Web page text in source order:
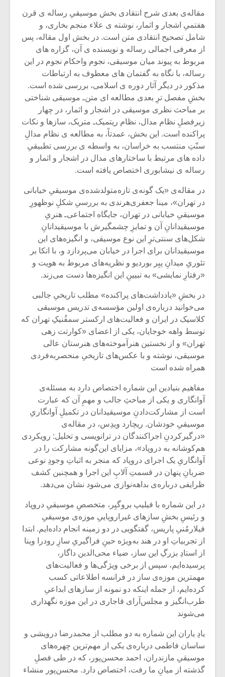
مقاله‌ی بعدی شرح انتقادی بخش موسیقیِ رساله ی قرن
هفتمیِ اشجار و اثمار، نوشته ی علاء منجم بخاری، و
شامل تصحیح انتقادی متن است. در بخش اول مقاله، پس
از معرفی اجمالی رساله و نویسنده ی آن، گزاره های
مربوط به پیوند میان موسیقی، نجوم واحکام نجوم در این
رساله، با نگاه به گفتمان های معطوف به ارتباطات
مذکور در دیگر آثار دوره ی اسلامی، بررسی شده است.
بخشِ مفصل ترِ بعدی مطالعه ای متن‌ـ موسیقی شناختی
بر مباحث نظری موسیقی در اشجار و اثمار، در چهار
زیرفصلِ نظام مدال، نظام ریتمیک‌ـ متریک، سازها و نکات
پراکنده است. این بخش، عمدتاً، به مطالعه ی نظام مدالِ
سنّتِ منتسب به خراسان، به واسطه ی بررسی تطبیقیِ
داده های مرتبط با ساختارهای مدال در اشجار و اثمار و
رساله ی نیشابوری اختصاص یافته است.
در مقاله‌ی «یک گونه‌ی تازه‌متولدشده‌ی موسیقیِ خیابانی
در تهران»، مینا جعفری‌هرندی به بررسیِ شکلِ نوظهورِ
موسیقیِ خیابانی در تهران، جایگاه اجتماعی‌ـ هنریِ
موسیقیدانانِ آن و تمایزِ چشمگیرش با موسیقیدانانِ
شکل‌های سنتی‌ترِ این نوع موسیقی، و انگیزه‌های این
موسیقیدانان برای اجرا در خیابان می‌پردازد و، با اتکا بر
تئوریِ میدانِ پیِر بوردیو و نظریه‌های مربوط به هویت و
«رفتارِ نمایشی» به تبیینِ این انگیزه‌ها دست می‌زند.
در بخشِ «یادداشت‌های پراکنده» مطلب تاریخیِ جالبی
می‌خوانید درباره‌ی اولین مؤسسه‌ی تدریس موسیقی
کلاسیک در ایران و فعالیت‌های ارکستر سمفُنیکِ تهران که
توسط واهه خوجایان، یکی از اعضای «کوارتت زهی
تهران» و از نخستین هنرآموخته‌های هنرستان عالی
موسیقی، نوشته و با عکس‌های تاریخیِ منحصربه‌فردی
همراه شده است
مفاهیم بنیادین این شماره اختصاص دارد به مسئله‌ی
آوانگاری و یکی از مباحثِ جالب و مهمِ آن که عبارت
است از مشارکت‌دادنِ موسیقیدانان در تکمیلِ آوانگاریِ
موسیقیِ خودشان. ریچارد ویدِس، در مقاله‌ی
«درگیرکردنِ اجراکنندگان در ترانویسی و تحلیل: رویکردی
هم‌کوشانه به دروپاد»، مزایای این‌گونه مشارکت را در
آوانگاریِ یک اجرای دروپاد که منجر به اثباتِ وجودِ نوعی
ضربانِ پنهان در قسمتِ آلاپِ این اجرا و همچنین کشف
ظرایفی درباره‌ی بداهه‌نوازی می‌شود نشان می‌دهد.
در این شماره با فیلیپ بروگیِر، متخصصِ موسیقیِ دروپاد
و رئیسِ بخشِ سازهای غیراروپاییِ موزه‌ی موسیقیِ
فیلارمُنیِ پاریس، گفتگویی در دو زمینه انجام داده‌ایم. ابتدا
از تجربیاتِ او در هند به‌ویژه حینِ فراگیریِ سازِ رودرا وینا
از استادِ بزرگِ این ساز، ضیاء محی‌الدین داگار،
پرسیده‌ایم، سپس از برخی ویژگی‌ها و فعالیت‌های
مهمترین موزه‌ی ساز در فرانسه اطلاعاتی کسب
کرده‌ایم، از جمله اینکه دو نمونه از سازهای ابداعیِ
طرب‌انگیز و مجلس‌آرای قاجاری در این موزه نگهداری
می‌شوند
یادِ یاران این شماره به دو مطلب از محمدرضا درویشی و
ساسان فاطمی درباره‌ی یکی از مهم‌ترین چهره‌های
موسیقیِ مازندران، احمد محسن‌پور، که در طی فصلِ
گذشته از میانِ ما رفت، اختصاص دارد. محسن‌پور منشاء